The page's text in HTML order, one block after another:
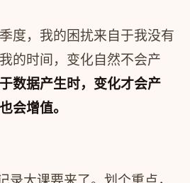
度，我的困扰来自于我没有
的时间，变化自然不会产
数据产生时，变化才会产
会增值。